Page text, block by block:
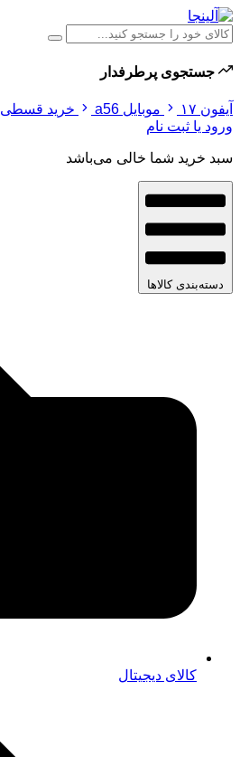
جستجوی پرطرفدار
آیفون ۱۷ موبایل a56
خرید قسطی
ورود یا ثبت نام
سبد خرید شما خالی می‌باشد
دسته‌بندی کالاها
کالای دیجیتال